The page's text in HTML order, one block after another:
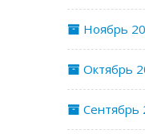
Ноябрь
Октябрь
Сентябрь